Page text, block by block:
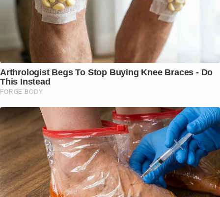
Arthrologist Begs To Stop Buying Knee Braces - Do
This Instead
FORGE BODY